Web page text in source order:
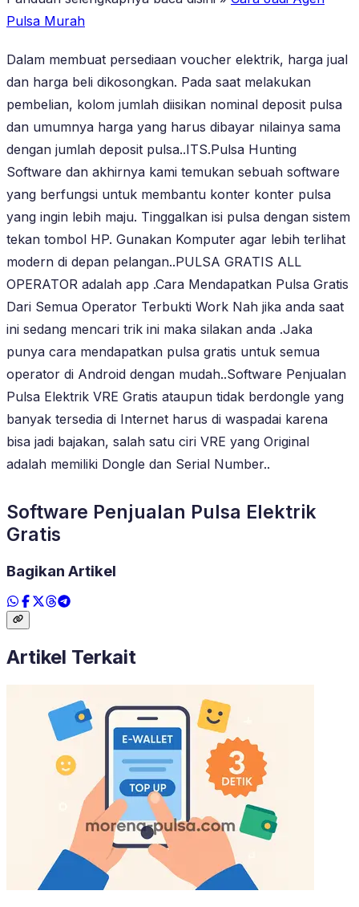
Pulsa Murah
Dalam membuat persediaan voucher elektrik, harga jual
dan harga beli dikosongkan. Pada saat melakukan
pembelian, kolom jumlah diisikan nominal deposit pulsa
dan umumnya harga yang harus dibayar nilainya sama
dengan jumlah deposit pulsa..ITS.Pulsa Hunting
Software dan akhirnya kami temukan sebuah software
yang berfungsi untuk membantu konter konter pulsa
yang ingin lebih maju. Tinggalkan isi pulsa dengan sistem
tekan tombol HP. Gunakan Komputer agar lebih terlihat
modern di depan pelangan..PULSA GRATIS ALL
OPERATOR adalah app .Cara Mendapatkan Pulsa Gratis
Dari Semua Operator Terbukti Work Nah jika anda saat
ini sedang mencari trik ini maka silakan anda .Jaka
punya cara mendapatkan pulsa gratis untuk semua
operator di Android dengan mudah..Software Penjualan
Pulsa Elektrik VRE Gratis ataupun tidak berdongle yang
banyak tersedia di Internet harus di waspadai karena
bisa jadi bajakan, salah satu ciri VRE yang Original
adalah memiliki Dongle dan Serial Number..
Software Penjualan Pulsa Elektrik
Gratis
Bagikan Artikel
Artikel Terkait